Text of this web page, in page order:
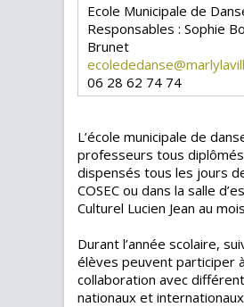
Ecole Municipale de
Responsables : Sophie
Brunet
06 28 62 74 74
L’école municipale de
professeurs tous
dispensés tous les jours
COSEC ou dans la salle
Culturel Lucien Jean au
Durant l’année scolaire,
élèves peuvent participer
collaboration avec
nationaux et